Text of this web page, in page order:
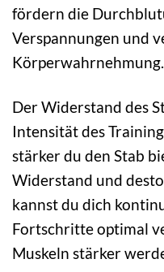
fördern die
Verspannungen und
Körperwahrnehmung.
Der Widerstand des
Intensität des
stärker du den Stab
Widerstand und
kannst du dich
Fortschritte optimal
Muskeln stärker